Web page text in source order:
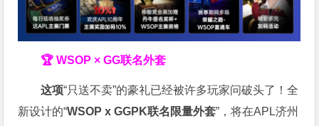
🏆 WSOP × GG联名外套
这项“只送不卖”的豪礼已经被许多玩家问破头了！全
新设计的“WSOP x GGPK联名限量外套”，将在APL济州